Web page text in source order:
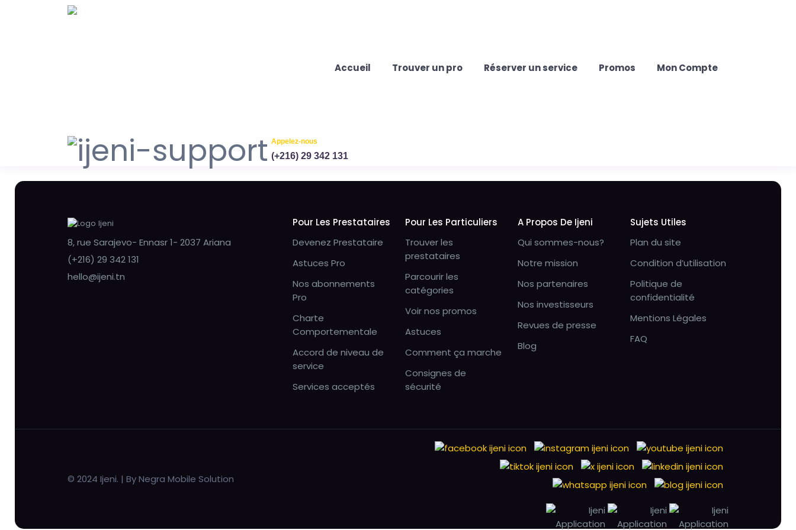
Accueil Trouver un pro Réserver un service Promos Mon Compte
Appelez-nous
(+216) 29 342 131
8, rue Sarajevo- Ennasr 1- 2037 Ariana
(+216) 29 342 131
hello@ijeni.tn
Pour Les Prestataires
Devenez Prestataire
Astuces Pro
Nos abonnements
Pro
Charte
Comportementale
Accord de niveau de
service
Services acceptés
Pour Les Particuliers
Trouver les
prestataires
Parcourir les
catégories
Voir nos promos
Astuces
Comment ça marche
Consignes de
sécurité
A Propos De Ijeni
Qui sommes-nous?
Notre mission
Nos partenaires
Nos investisseurs
Revues de presse
Blog
Sujets Utiles
Plan du site
Condition d’utilisation
Politique de
confidentialité
Mentions Légales
FAQ
© 2024 Ijeni. | By Negra Mobile Solution